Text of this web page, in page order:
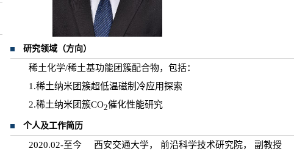
研究领域（方向）
稀土化学/稀土基功能团簇配合物，包括：
1.稀土纳米团簇超低温磁制冷应用探索
2.稀土纳米团簇CO2催化性能研究
个人及工作简历
2020.02-至今 西安交通大学， 前沿科学技术研究院， 副教授